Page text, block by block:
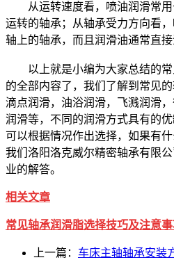
从运转速度看，喷油润滑常用
运转的轴承；从轴承受力方向看
轴上的轴承，而且润滑油通常直接
以上就是小编为大家总结的常
的全部内容了，我们了解到常见
滴点润滑，油浴润滑，飞溅润滑
润滑等，不同的润滑方式具有的
可以根据情况作出选择，如果有
我们洛阳洛克威尔精密轴承有限
业的解答。
相关文章
常见轴承润滑脂选择技巧及注意事
上一篇： 车床主轴轴承安装